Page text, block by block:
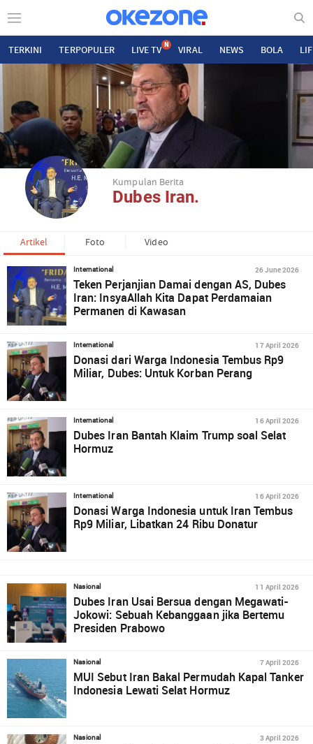
TERKINI TERPOPULER LIVE TV N VIRAL NEWS BOLA
Kumpulan Berita
Dubes Iran.
Artikel Foto Video
International 26 June 2026
Teken Perjanjian Damai dengan AS, Dubes
Iran: InsyaAllah Kita Dapat Perdamaian
Permanen di Kawasan
International 17 April 2026
Donasi dari Warga Indonesia Tembus Rp9
Miliar, Dubes: Untuk Korban Perang
International 16 April 2026
Dubes Iran Bantah Klaim Trump soal Selat
Hormuz
International 16 April 2026
Donasi Warga Indonesia untuk Iran Tembus
Rp9 Miliar, Libatkan 24 Ribu Donatur
Nasional 11 April 2026
Dubes Iran Usai Bersua dengan Megawati-
Jokowi: Sebuah Kebanggaan jika Bertemu
Presiden Prabowo
Nasional 7 April 2026
MUI Sebut Iran Bakal Permudah Kapal Tanker
Indonesia Lewati Selat Hormuz
Nasional 3 April 2026